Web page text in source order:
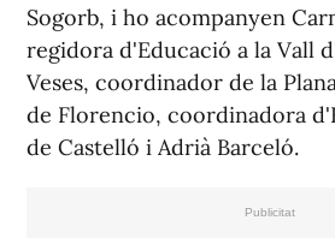
Sogorb, i ho acompanyen
regidora d'Educació a la Vall
Veses, coordinador de la
de Florencio, coordinadora
de Castelló i Adrià Barceló.